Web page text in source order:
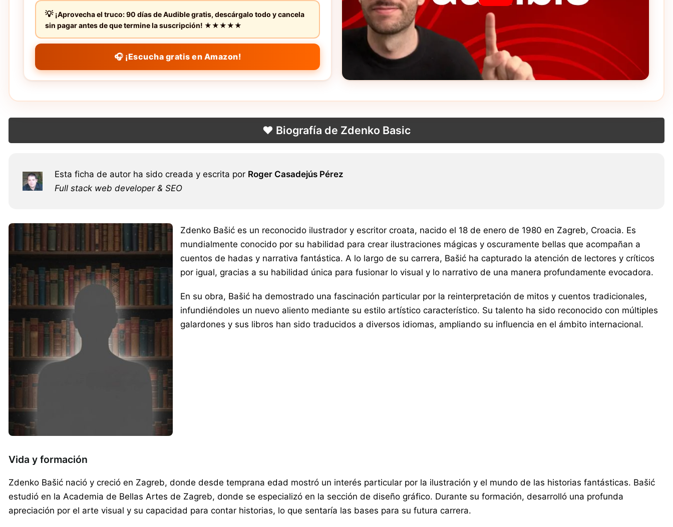
¡Aprovecha el truco: 90 días de Audible gratis, descárgalo todo y cancela
sin pagar antes de que termine la suscripción! ★★★★★
🎧 ¡Escucha gratis en Amazon!
❤️ Biografía de Zdenko Basic
Esta ficha de autor ha sido creada y escrita por Roger Casadejús Pérez
Full stack web developer & SEO
Zdenko Bašić es un reconocido ilustrador y escritor croata, nacido el 18 de enero de 1980 en Zagreb, Croacia. Es
mundialmente conocido por su habilidad para crear ilustraciones mágicas y oscuramente bellas que acompañan a
cuentos de hadas y narrativa fantástica. A lo largo de su carrera, Bašić ha capturado la atención de lectores y críticos
por igual, gracias a su habilidad única para fusionar lo visual y lo narrativo de una manera profundamente evocadora.
En su obra, Bašić ha demostrado una fascinación particular por la reinterpretación de mitos y cuentos tradicionales,
infundiéndoles un nuevo aliento mediante su estilo artístico característico. Su talento ha sido reconocido con múltiples
galardones y sus libros han sido traducidos a diversos idiomas, ampliando su influencia en el ámbito internacional.
Vida y formación
Zdenko Bašić nació y creció en Zagreb, donde desde temprana edad mostró un interés particular por la ilustración y el mundo de las historias fantásticas. Bašić
estudió en la Academia de Bellas Artes de Zagreb, donde se especializó en la sección de diseño gráfico. Durante su formación, desarrolló una profunda
apreciación por el arte visual y su capacidad para contar historias, lo que sentaría las bases para su futura carrera.